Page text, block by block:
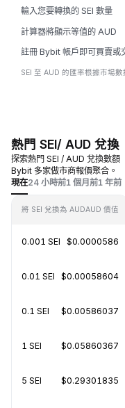
輸入您要轉換的 SEI 數量
計算器將顯示等值的 AUD
註冊 Bybit 帳戶即可買賣或
SEI 至 AUD 的匯率根據市場數
熱門 SEI/ AUD 兌換
探索熱門 SEI / AUD 兌換數
Bybit 多家做市商報價聚合。
現在24 小時前1 個月前1 年前
將 SEI 兌換為 AUDAUD 價值
0.001 SEI $0.0000586
0.01 SEI $0.00058604
0.1 SEI $0.00586037
1 SEI $0.05860367
5 SEI $0.29301835